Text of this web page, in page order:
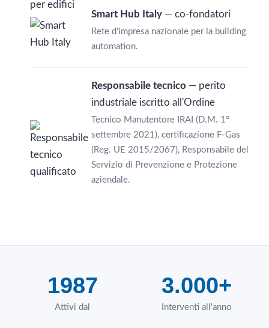
Smart Hub Italy — co-fondatori
Rete d'impresa nazionale per la building
automation.
Responsabile tecnico — perito
industriale iscritto all'Ordine
Tecnico Manutentore IRAI (D.M. 1°
settembre 2021), certificazione F-Gas
(Reg. UE 2015/2067), Responsabile del
Servizio di Prevenzione e Protezione
aziendale.
1987
Attivi dal
3.000+
Interventi all'anno